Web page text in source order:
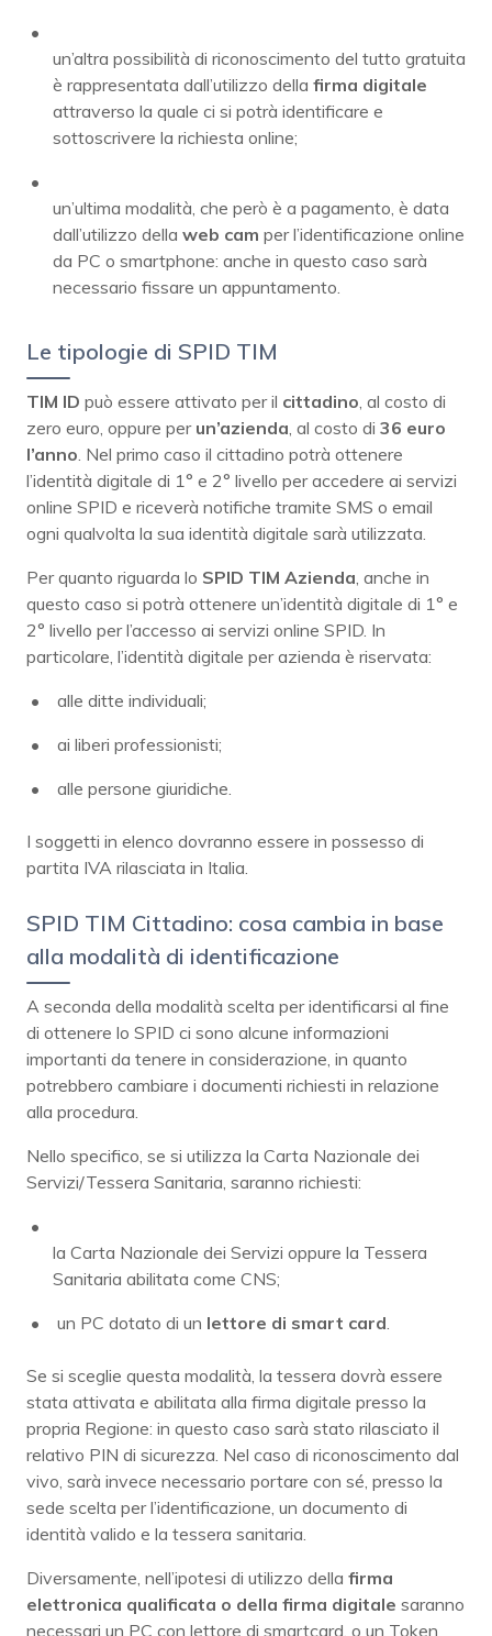
un’altra possibilità di riconoscimento del tutto gratuita
è rappresentata dall’utilizzo della firma digitale
attraverso la quale ci si potrà identificare e
sottoscrivere la richiesta online;
un’ultima modalità, che però è a pagamento, è data
dall’utilizzo della web cam per l’identificazione online
da PC o smartphone: anche in questo caso sarà
necessario fissare un appuntamento.
Le tipologie di SPID TIM
TIM ID può essere attivato per il cittadino, al costo di
zero euro, oppure per un’azienda, al costo di 36 euro
l’anno. Nel primo caso il cittadino potrà ottenere
l’identità digitale di 1° e 2° livello per accedere ai servizi
online SPID e riceverà notifiche tramite SMS o email
ogni qualvolta la sua identità digitale sarà utilizzata.
Per quanto riguarda lo SPID TIM Azienda, anche in
questo caso si potrà ottenere un’identità digitale di 1° e
2° livello per l’accesso ai servizi online SPID. In
particolare, l’identità digitale per azienda è riservata:
alle ditte individuali;
ai liberi professionisti;
alle persone giuridiche.
I soggetti in elenco dovranno essere in possesso di
partita IVA rilasciata in Italia.
SPID TIM Cittadino: cosa cambia in base
alla modalità di identificazione
A seconda della modalità scelta per identificarsi al fine
di ottenere lo SPID ci sono alcune informazioni
importanti da tenere in considerazione, in quanto
potrebbero cambiare i documenti richiesti in relazione
alla procedura.
Nello specifico, se si utilizza la Carta Nazionale dei
Servizi/Tessera Sanitaria, saranno richiesti:
la Carta Nazionale dei Servizi oppure la Tessera
Sanitaria abilitata come CNS;
un PC dotato di un lettore di smart card.
Se si sceglie questa modalità, la tessera dovrà essere
stata attivata e abilitata alla firma digitale presso la
propria Regione: in questo caso sarà stato rilasciato il
relativo PIN di sicurezza. Nel caso di riconoscimento dal
vivo, sarà invece necessario portare con sé, presso la
sede scelta per l’identificazione, un documento di
identità valido e la tessera sanitaria.
Diversamente, nell’ipotesi di utilizzo della firma
elettronica qualificata o della firma digitale saranno
necessari un PC con lettore di smartcard, o un Token